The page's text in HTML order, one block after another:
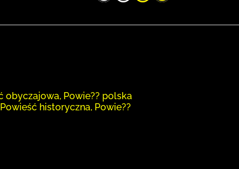
obyczajowa, Powie?? polska
historyczna, Powie??